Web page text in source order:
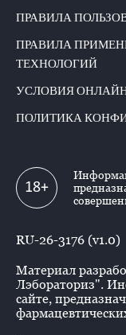
ПРАВИЛА
ПРАВИЛА
ТЕХНОЛОГИЙ
УСЛОВИЯ
ПОЛИТИКА
18+
RU-26-3176 (v1.0)
Материал
Лэбораториз".
сайте,